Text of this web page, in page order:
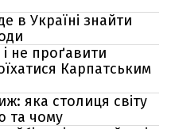
в Україні знайти
не проґавити
Карпатським
яка столиця світу
та чому